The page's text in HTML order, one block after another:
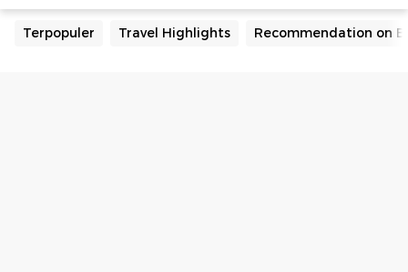
Terpopuler Travel Highlights Recommendation on